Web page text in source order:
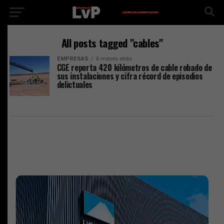
All posts tagged "cables"
EMPRESAS 6 meses atrás
CGE reporta 420 kilómetros de cable robado de
sus instalaciones y cifra récord de episodios
delictuales